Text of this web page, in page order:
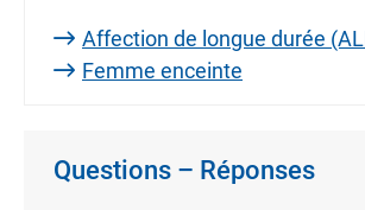
Affection de longue durée
Femme enceinte
Questions – Réponses